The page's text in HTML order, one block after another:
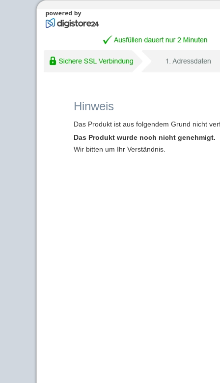
Hinweis
Das Produkt ist aus folgendem Grund nicht
Das Produkt wurde noch nicht genehmigt.
Wir bitten um Ihr Verständnis.